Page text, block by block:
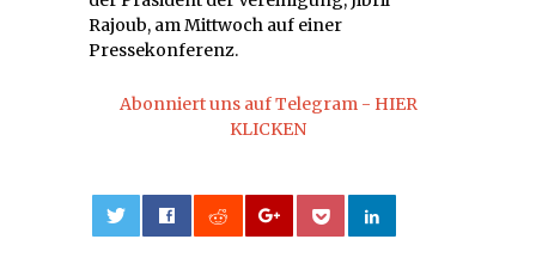
Rajoub, am Mittwoch auf einer
Pressekonferenz.
Abonniert uns auf Telegram - HIER
KLICKEN